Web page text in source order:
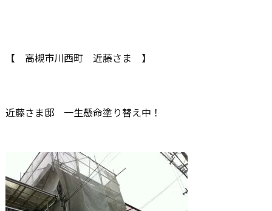
【 高槻市川西町 近藤さま 】
近藤さま邸 一生懸命塗り替え中！